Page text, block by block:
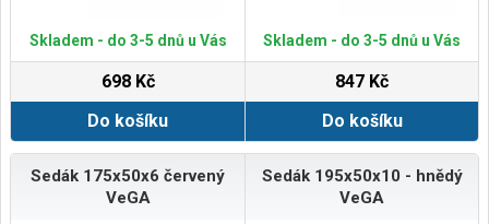
Skladem - do 3-5 dnů u Vás
698 Kč
Do košíku
Skladem - do 3-5 dnů u Vás
847 Kč
Do košíku
Sedák 175x50x6 červený
VeGA
Sedák 195x50x10 - hnědý
VeGA